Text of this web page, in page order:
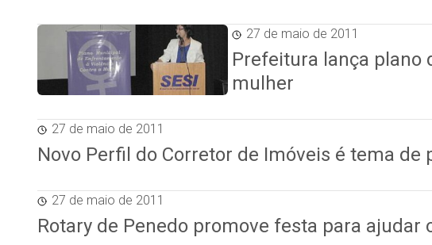
27 de maio de 2011
Prefeitura lança plano
mulher
27 de maio de 2011
Novo Perfil do Corretor de Imóveis é tema de
27 de maio de 2011
Rotary de Penedo promove festa para ajudar